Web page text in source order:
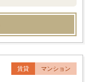
賃貸 マンション